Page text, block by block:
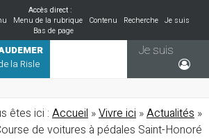
Accès direct :
Menu de la rubrique Contenu Recherche
Je suis
Bas de page
la Risle
Je suis
êtes ici : Accueil »Vivre ici »Actualités »
de voitures à pédales Saint-Honoré